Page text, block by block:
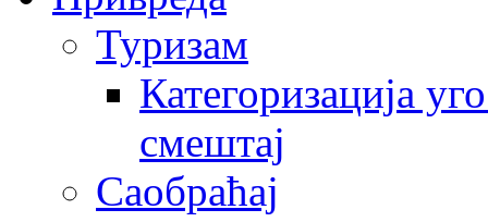
Туризам
Категоризација
смештај
Саобраћај